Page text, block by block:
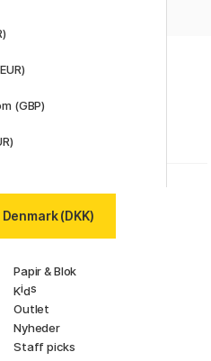
Plus! Få unikke
og kreativ
Sortiment
Kunstnerartikler
Papir & Blok
Kids
Outlet
Nyheder
Staff picks
(GBP)
(DKK)